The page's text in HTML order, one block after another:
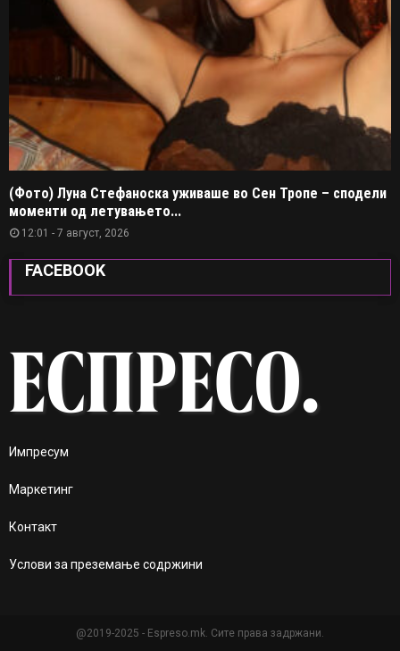
(Фото) Луна Стефаноска уживаше во Сен Тропе – сподели
моменти од летувањето...
12:01 - 7 август, 2026
FACEBOOK
Импресум
Маркетинг
Контакт
Услови за преземање содржини
@2019-2025 - Espreso.mk. Сите права задржани.